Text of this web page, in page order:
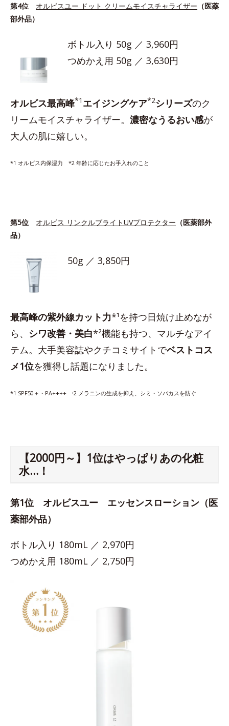
第4位 オルビスユー ドット クリームモイスチャライザー （医薬
部外品）
ボトル入り 50g ／ 3,960円
つめかえ用 50g ／ 3,630円
オルビス最高峰*1 エイジングケア*2シリーズのク
リームモイスチャライザー。 濃密なうるおい感が
大人の肌に嬉しい。
*1 オルビス内保湿力 *2 年齢に応じたお手入れのこと
第5位 オルビス リンクルブライトUVプロテクター （医薬部外
品）
50g ／ 3,850円
最高峰の紫外線カット力*¹を持つ日焼け止めなが
ら、 シワ改善・美白*²機能も持つ、マルチなアイ
テム。大手美容誌やクチコミサイトでベストコス
メ1位を獲得し話題になりました。
*1 SPF50＋・PA++++ ⁺2 メラニンの生成を抑え、シミ・ソバカスを防ぐ
【2000円～】1位はやっぱりあの化粧
水…！
第1位 オルビスユー エッセンスローション（医
薬部外品）
ボトル入り 180mL ／ 2,970円
つめかえ用 180mL ／ 2,750円